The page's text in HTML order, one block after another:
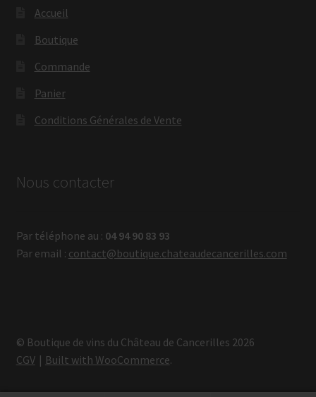
Accueil
Boutique
Commande
Panier
Conditions Générales de Vente
Nous contacter
Par téléphone au : 04 94 90 83 93
Par email : contact@boutique.chateaudecancerilles.com
© Boutique de vins du Château de Cancerilles 2026
CGV
Built with WooCommerce.